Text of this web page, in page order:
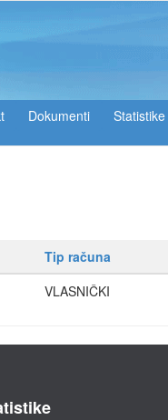
Dokumenti Statistike
Tip računa
VLASNIČKI